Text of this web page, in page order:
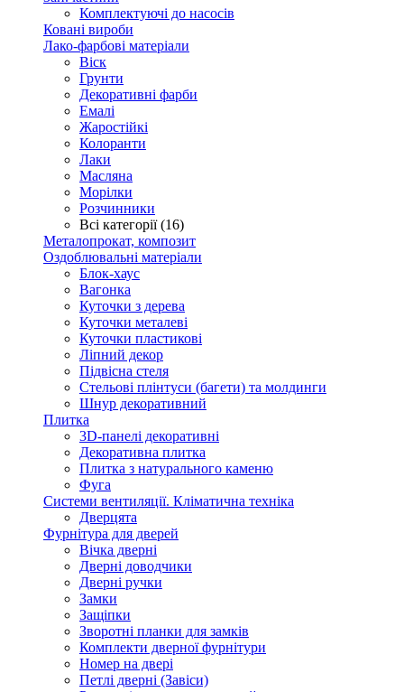
Комплектуючі до насосів
Ковані вироби
Лако-фарбові матеріали
Віск
Грунти
Декоративні фарби
Емалі
Жаростійкі
Колоранти
Лаки
Масляна
Морілки
Розчинники
Всі категорії (16)
Металопрокат, композит
Оздоблювальні матеріали
Блок-хаус
Вагонка
Куточки з дерева
Куточки металеві
Куточки пластикові
Ліпний декор
Підвісна стеля
Стельові плінтуси (багети) та молдинги
Шнур декоративний
Плитка
3D-панелі декоративні
Декоративна плитка
Плитка з натурального каменю
Фуга
Системи вентиляції. Кліматична техніка
Дверцята
Фурнітура для дверей
Вічка дверні
Дверні доводчики
Дверні ручки
Замки
Защіпки
Зворотні планки для замків
Комплекти дверної фурнітури
Номер на двері
Петлі дверні (Завіси)